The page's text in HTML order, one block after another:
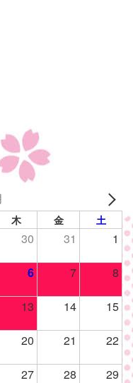
木 金 土
30 31 1
6 7 8
13 14 15
20 21 22
27 28 29